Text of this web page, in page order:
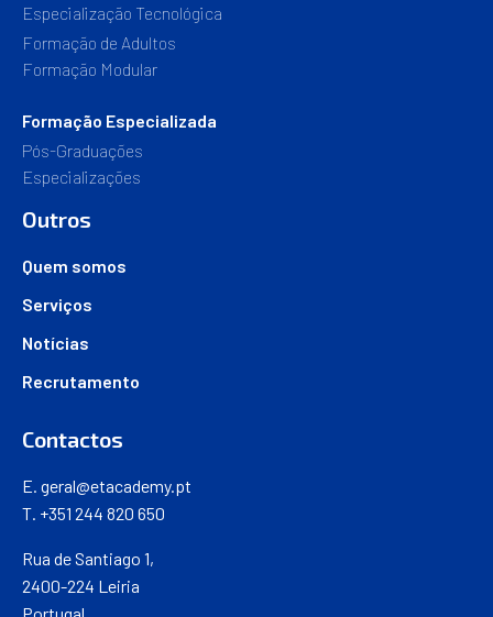
Especialização Tecnológica
Formação de Adultos
Formação Modular
Formação Especializada
Pós-Graduações
Especializações
Outros
Quem somos
Serviços
Notícias
Recrutamento
Contactos
E. geral@etacademy.pt
T. +351 244 820 650
Rua de Santiago 1,
2400-224 Leiria